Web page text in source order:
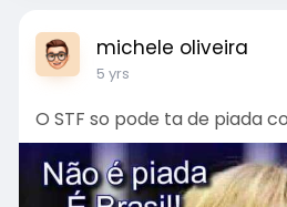
michele oliveira
5 yrs
O STF so pode ta de piada